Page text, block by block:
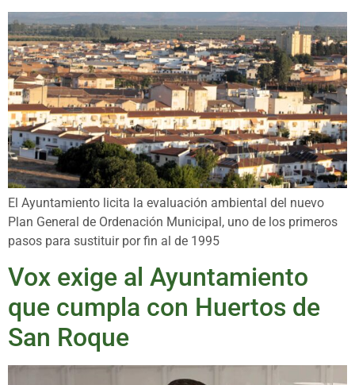
El Ayuntamiento licita la evaluación ambiental del nuevo
Plan General de Ordenación Municipal, uno de los primeros
pasos para sustituir por fin al de 1995
Vox exige al Ayuntamiento
que cumpla con Huertos de
San Roque